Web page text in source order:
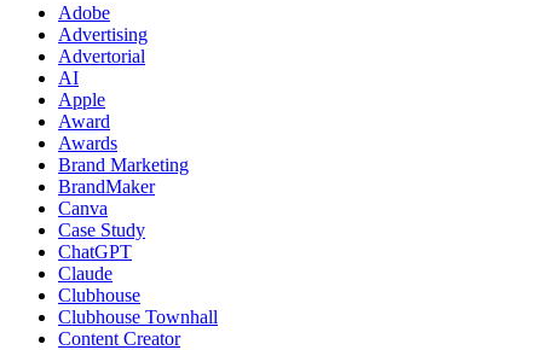
Adobe
Advertising
Advertorial
AI
Apple
Award
Awards
Brand Marketing
BrandMaker
Canva
Case Study
ChatGPT
Claude
Clubhouse
Clubhouse Townhall
Content Creator